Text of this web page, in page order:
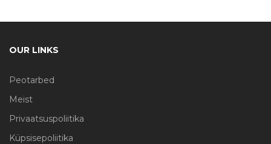
OUR LINKS
Peotarbed
Meist
Privaatsuspoliitika
Küpsisepoliitika